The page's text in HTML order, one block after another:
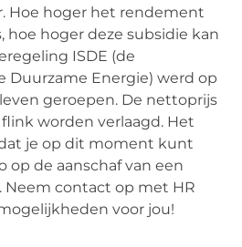
Hoe hoger het rendement
hoe hoger deze subsidie kan
ISDE (de
Duurzame Energie) werd op
geroepen. De nettoprijs
worden verlaagd. Het
je op dit moment kunt
op de aanschaf van een
Neem contact op met HR
voor jou!